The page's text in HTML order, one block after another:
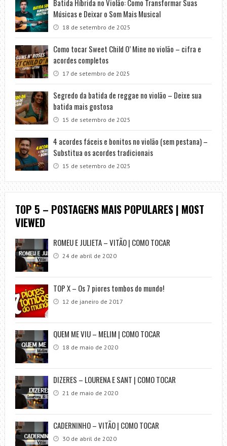
Batida Híbrida no Violão: Como Transformar Suas
Músicas e Deixar o Som Mais Musical
18 de setembro de 2025
Como tocar Sweet Child O’ Mine no violão – cifra e
acordes completos
17 de setembro de 2025
Segredo da batida de reggae no violão – Deixe sua
batida mais gostosa
15 de setembro de 2025
4 acordes fáceis e bonitos no violão (sem pestana) –
Substitua os acordes tradicionais
15 de setembro de 2025
TOP 5 – POSTAGENS MAIS POPULARES | MOST
VIEWED
ROMEU E JULIETA – VITÃO | COMO TOCAR
24 de abril de 2020
TOP X – Os 7 piores tombos do mundo!
12 de janeiro de 2017
QUEM ME VIU – MELIM | COMO TOCAR
18 de maio de 2020
DIZERES – LOURENA E SANT | COMO TOCAR
21 de maio de 2020
CADERNINHO – VITÃO | COMO TOCAR
30 de abril de 2020